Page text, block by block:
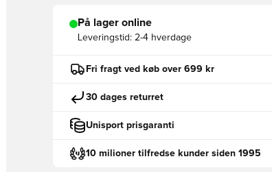
På lager online
Leveringstid: 2-4 hverdage
Fri fragt ved køb over 699 kr
30 dages returret
Unisport prisgaranti
10 milioner tilfredse kunder siden 1995